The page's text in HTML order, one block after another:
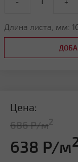
Длина листа, мм:
Цена:
686 Р/м2
638 Р/м